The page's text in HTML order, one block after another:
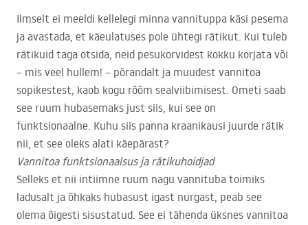
Ilmselt ei meeldi kellelegi minna vannituppa käsi pesema
ja avastada, et käeulatuses pole ühtegi rätikut. Kui tuleb
rätikuid taga otsida, neid pesukorvidest kokku korjata või
– mis veel hullem! – põrandalt ja muudest vannitoa
sopikestest, kaob kogu rõõm sealviibimisest. Ometi saab
see ruum hubasemaks just siis, kui see on
funktsionaalne. Kuhu siis panna kraanikausi juurde rätik
nii, et see oleks alati käepärast?
Vannitoa funktsionaalsus ja rätikuhoidjad
Selleks et nii intiimne ruum nagu vannituba toimiks
ladusalt ja õhkaks hubasust igast nurgast, peab see
olema õigesti sisustatud. See ei tähenda üksnes vannitoa